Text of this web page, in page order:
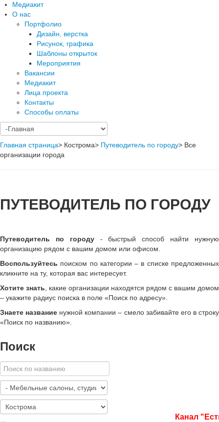
Медиакит
О нас
Портфолио
Дизайн, верстка
Рисунок, графика
Шаблоны открыток
Мероприятия
Вакансии
Медиакит
Лица проекта
Контакты
Способы оплаты
Главная страница> Кострома> Путеводитель по городу> Все
организации города
ПУТЕВОДИТЕЛЬ ПО ГОРОДУ
Путеводитель по городу- быстрый способ найти нужную
организацию рядом с вашим домом или офисом.
Воспользуйтесь поиском по категории – в списке предложенных
кликните на ту, которая вас интересует.
Хотите знать , какие организации находятся рядом с вашим домом
– укажите радиус поиска в поле «Поиск по адресу».
Знаете название нужной компании – смело забивайте его в строку
«Поиск по названию»
Поиск
Канал